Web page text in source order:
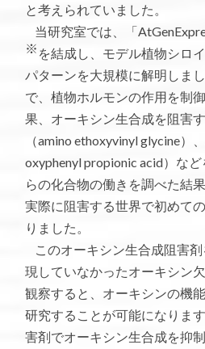
と考えられていました。
当研究室では、「
※ を結成し、モデル植物シロ
パターンを大規模に解明しま
で、植物ホルモンの作用を制
果、オーキシン生合成を阻害
（amino ethoxyvinyl glycine）
oxyphenyl propionic acid）な
らの化合物の働きを調べた結
実際に阻害する世界で初めて
りました。
このオーキシン生合成阻害
現していなかったオーキシン
観察すると、オーキシンの機
研究することが可能になりま
害剤でオーキシン生合成を抑